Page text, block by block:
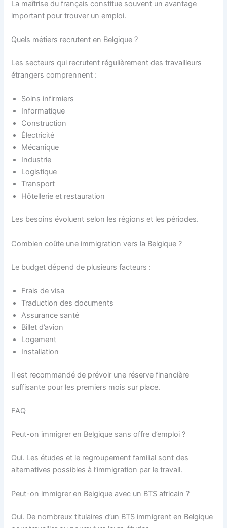
La maîtrise du français constitue souvent un avantage
important pour trouver un emploi.
Quels métiers recrutent en Belgique ?
Les secteurs qui recrutent régulièrement des travailleurs
étrangers comprennent :
Soins infirmiers
Informatique
Construction
Électricité
Mécanique
Industrie
Logistique
Transport
Hôtellerie et restauration
Les besoins évoluent selon les régions et les périodes.
Combien coûte une immigration vers la Belgique ?
Le budget dépend de plusieurs facteurs :
Frais de visa
Traduction des documents
Assurance santé
Billet d’avion
Logement
Installation
Il est recommandé de prévoir une réserve financière
suffisante pour les premiers mois sur place.
FAQ
Peut-on immigrer en Belgique sans offre d’emploi ?
Oui. Les études et le regroupement familial sont des
alternatives possibles à l’immigration par le travail.
Peut-on immigrer en Belgique avec un BTS africain ?
Oui. De nombreux titulaires d’un BTS immigrent en Belgique